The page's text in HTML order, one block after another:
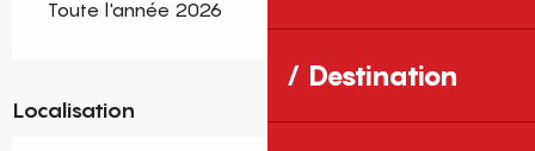
Destination
Toute l'année 2026
Localisation